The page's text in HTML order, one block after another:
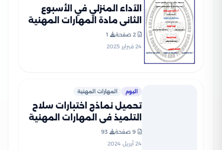
الآداء المنزلي في الأسبوع
الثاني مادة المهارات المهنية
للصف الرابع الإبتدائي الترم
الثاني 2025 بصيغة PDF
2 صفحة
1
24 فبراير 2025
اليوم المهارات المهنية
تحميل نماذج اختبارات سلاح
التلميذ في المهارات المهنية
للصف الرابع الابتدائي مع
إجاباتها النموذجية
9 صفحة
93
24 أبريل 2024